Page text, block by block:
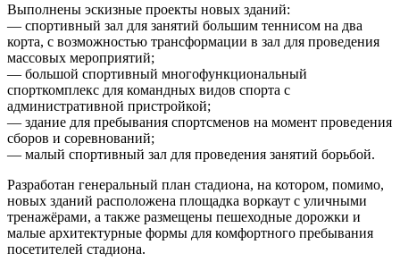
Выполнены эскизные проекты новых зданий:
— спортивный зал для занятий большим теннисом на два
корта, с возможностью трансформации в зал для проведения
массовых мероприятий;
— большой спортивный многофункциональный
спорткомплекс для командных видов спорта с
административной пристройкой;
— здание для пребывания спортсменов на момент проведения
сборов и соревнований;
— малый спортивный зал для проведения занятий борьбой.
Разработан генеральный план стадиона, на котором, помимо,
новых зданий расположена площадка воркаут с уличными
тренажёрами, а также размещены пешеходные дорожки и
малые архитектурные формы для комфортного пребывания
посетителей стадиона.